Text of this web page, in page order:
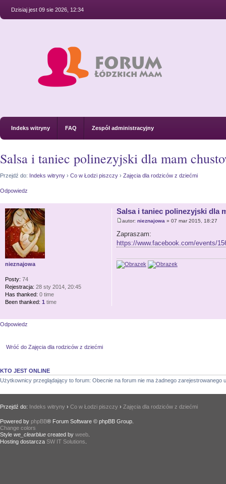
Dzisiaj jest 09 sie 2026, 12:34
Indeks witryny FAQ Zespół administracyjny
Salsa i taniec polinezyjski dla mam
Przejdź do: Indeks witryny › Co w Łodzi piszczy › Zajęcia dla rodziców z dziećmi
Odpowiedz
Salsa i taniec polinezyjski dla
autor: nieznajowa » 07 mar 2015, 18:27
Zapraszam:
https://www.facebook.com/events/
nieznajowa
Posty: 74
Rejestracja: 28 sty 2014, 20:45
Has thanked: 0 time
Been thanked: 1 time
Odpowiedz
Wróć do Zajęcia dla rodziców z dziećmi
KTO JEST ONLINE
Użytkownicy przeglądający to forum: Obecnie na forum nie ma żadnego zarejestrowanego
Przejdź do: Indeks witryny › Co w Łodzi piszczy › Zajęcia dla rodziców z dziećmi
Powered by phpBB® Forum Software © phpBB Group.
Change colors
Style we_clearblue created by weeb
Hosting dostarcza SW IT Solutions